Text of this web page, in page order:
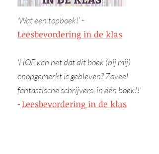
'Wat een topboek!’-
Leesbevordering in de klas
'HOE kan het dat dit boek (bij mij)
onopgemerkt is gebleven? Zoveel
fantastische schrijvers, in één boek!!'
-Leesbevordering in de klas